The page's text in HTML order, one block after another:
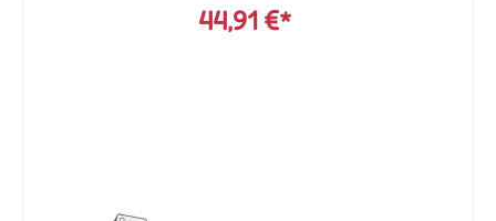
44,91 €*